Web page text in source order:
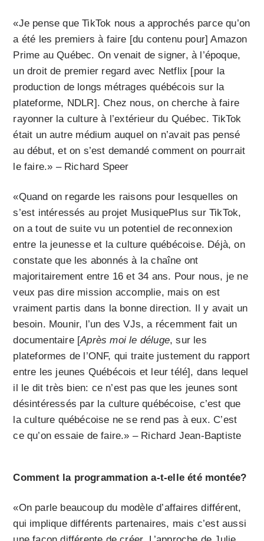
«Je pense que TikTok nous a approchés parce qu’on
a été les premiers à faire [du contenu pour] Amazon
Prime au Québec. On venait de signer, à l’époque,
un droit de premier regard avec Netflix [pour la
production de longs métrages québécois sur la
plateforme, NDLR]. Chez nous, on cherche à faire
rayonner la culture à l’extérieur du Québec. TikTok
était un autre médium auquel on n’avait pas pensé
au début, et on s’est demandé comment on pourrait
le faire.» – Richard Speer
«Quand on regarde les raisons pour lesquelles on
s’est intéressés au projet MusiquePlus sur TikTok,
on a tout de suite vu un potentiel de reconnexion
entre la jeunesse et la culture québécoise. Déjà, on
constate que les abonnés à la chaîne ont
majoritairement entre 16 et 34 ans. Pour nous, je ne
veux pas dire mission accomplie, mais on est
vraiment partis dans la bonne direction. Il y avait un
besoin. Mounir, l’un des VJs, a récemment fait un
documentaire [Après moi le déluge, sur les
plateformes de l’ONF, qui traite justement du rapport
entre les jeunes Québécois et leur télé], dans lequel
il le dit très bien: ce n’est pas que les jeunes sont
désintéressés par la culture québécoise, c’est que
la culture québécoise ne se rend pas à eux. C’est
ce qu’on essaie de faire.» – Richard Jean-Baptiste
Comment la programmation a-t-elle été montée?
«On parle beaucoup du modèle d’affaires différent,
qui implique différents partenaires, mais c’est aussi